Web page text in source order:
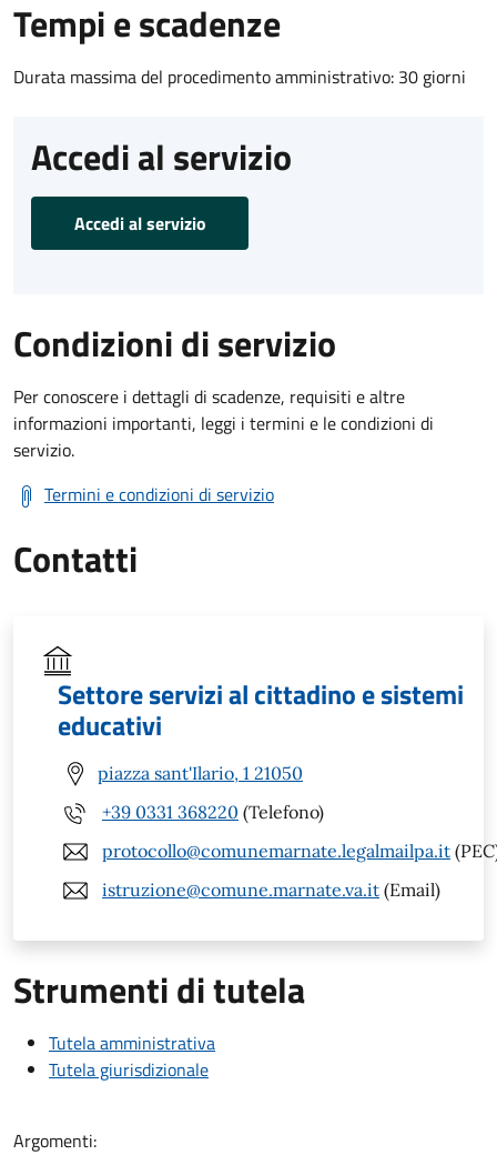
Tempi e scadenze
Durata massima del procedimento amministrativo: 30 giorni
Accedi al servizio
Accedi al servizio
Condizioni di servizio
Per conoscere i dettagli di scadenze, requisiti e altre
informazioni importanti, leggi i termini e le condizioni di
servizio.
Termini e condizioni di servizio
Contatti
Settore servizi al cittadino e sistemi
educativi
piazza sant'Ilario, 1 21050
+39 0331 368220 (Telefono)
protocollo@comunemarnate.legalmailpa.it
istruzione@comune.marnate.va.it (Email)
Strumenti di tutela
Tutela amministrativa
Tutela giurisdizionale
Argomenti: